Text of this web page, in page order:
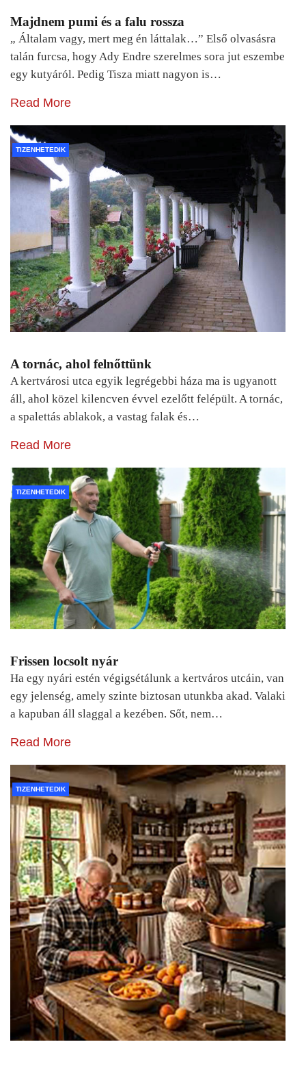
Majdnem pumi és a falu rossza
„ Általam vagy, mert meg én láttalak…” Első olvasásra
talán furcsa, hogy Ady Endre szerelmes sora jut eszembe
egy kutyáról. Pedig Tisza miatt nagyon is…
Read More
TIZENHETEDIK
A tornác, ahol felnőttünk
A kertvárosi utca egyik legrégebbi háza ma is ugyanott
áll, ahol közel kilencven évvel ezelőtt felépült. A tornác,
a spalettás ablakok, a vastag falak és…
Read More
TIZENHETEDIK
Frissen locsolt nyár
Ha egy nyári estén végigsétálunk a kertváros utcáin, van
egy jelenség, amely szinte biztosan utunkba akad. Valaki
a kapuban áll slaggal a kezében. Sőt, nem…
Read More
TIZENHETEDIK